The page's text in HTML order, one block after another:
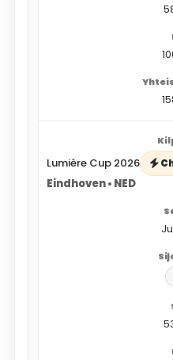
Lumière Cup 2026
Eindhoven • NED